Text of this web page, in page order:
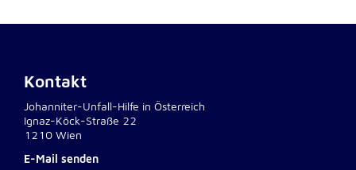
Kontakt
Johanniter-Unfall-Hilfe in Österreich
Ignaz-Köck-Straße 22
1210 Wien
E-Mail senden
Google Tag Manager
Anbieter: